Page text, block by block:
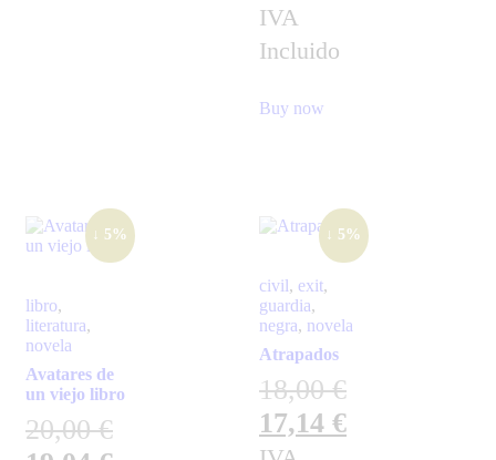
IVA
Incluido
Buy now
↓ 5%
libro,
literatura,
novela
Avatares de
un viejo libro
20,00€
↓ 5%
civil, exit,
guardia,
negra, novela
Atrapados
18,00€
17,14 €